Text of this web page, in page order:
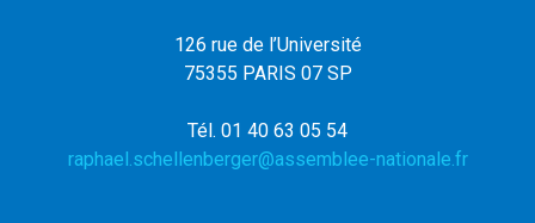
126 rue de l’Université
75355 PARIS 07 SP
Tél. 01 40 63 05 54
raphael.schellenberger@assemblee-nationale.fr